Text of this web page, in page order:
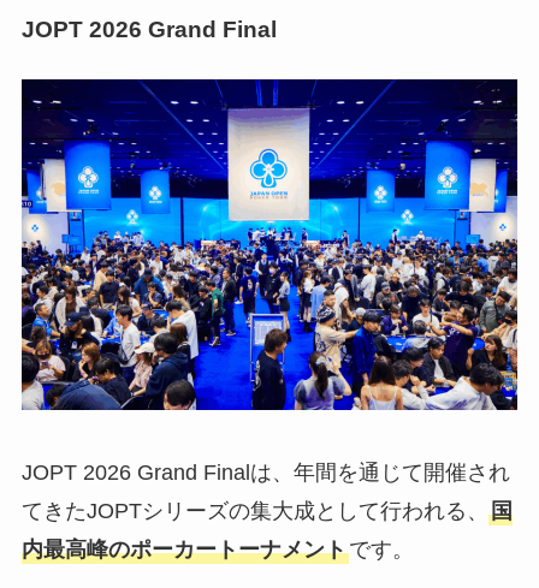
JOPT 2026 Grand Final
JOPT 2026 Grand Finalは、年間を通じて開催され
てきたJOPTシリーズの集大成として行われる、 国
内最高峰のポーカートーナメントです。